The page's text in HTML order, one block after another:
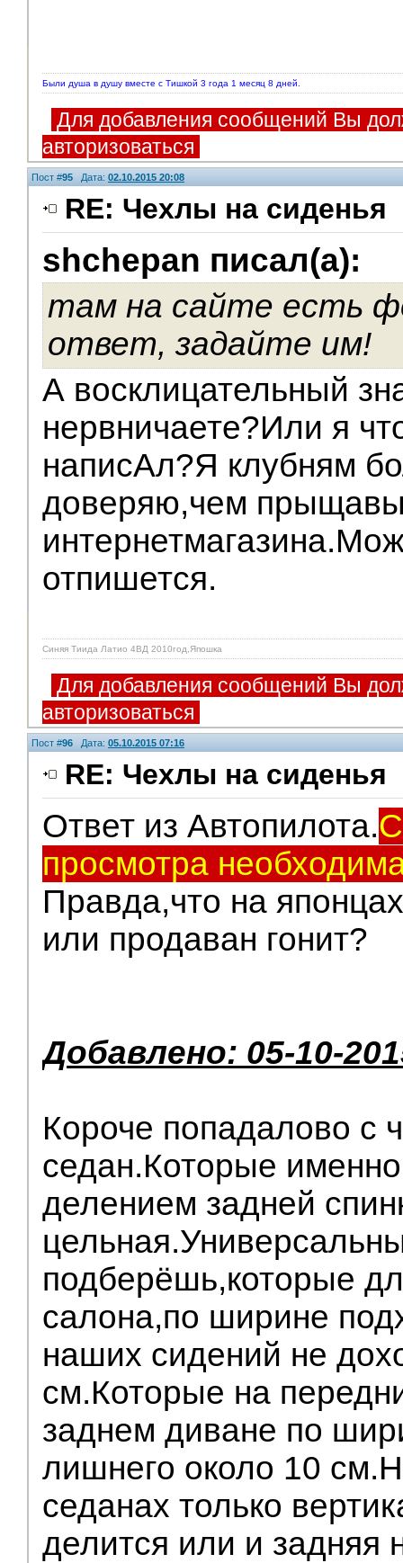
Были душа в душу вместе с Тишкой 3 года 1 месяц 8 дней.
Для добавления сообщений Вы
авторизоваться
Пост #95 Дата: 02.10.2015 20:08
RE: Чехлы на сиденья
shchepan писал(а):
там на сайте есть
ответ, задайте им!
А восклицательный
нервничаете?Или я
написАл?Я клубням
доверяю,чем
отпишется.
Синяя Тиида Латио 4ВД 2010год,Япошка
Для добавления сообщений Вы
авторизоваться
Пост #96 Дата: 05.10.2015 07:16
RE: Чехлы на сиденья
Ответ из Автопилота.
просмотра
Правда,что на
или продаван гонит?
Добавлено: 05-10-
Короче попадалово с
седан.Которые
делением задней
подберёшь,которые
салона,по ширине
наших сидений не
см.Которые на
заднем диване по
лишнего около 10
седанах только
делится или и задняя